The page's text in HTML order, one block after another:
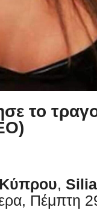
το
Κύπρου,
Πέμπτη